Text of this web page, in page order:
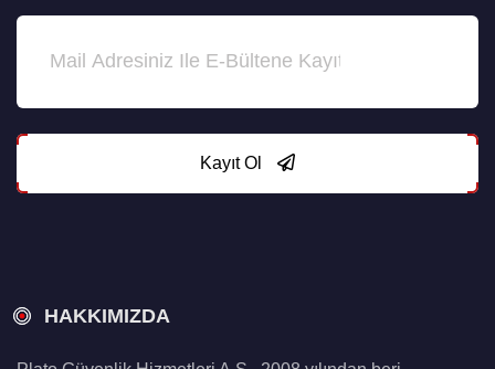
Kayıt Ol
HAKKIMIZDA